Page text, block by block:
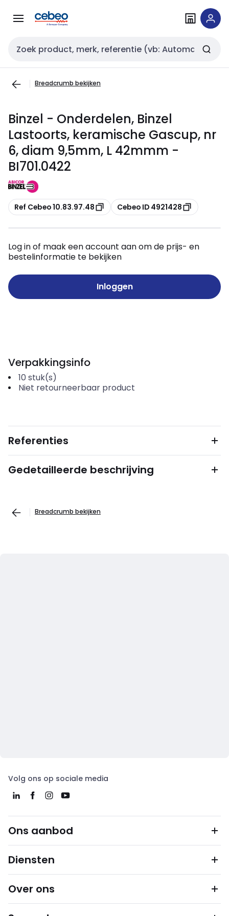
naar
naar
Zoekveld invoer
Breadcrumb bekijken
Binzel - Onderdelen, Binzel
Lastoorts, keramische Gascup, nr
6, diam 9,5mm, L 42mmm -
BI701.0422
Kopiëren
Ref Cebeo 10.83.97.48 Kopiëren
Cebeo ID 4921428
Log in of maak een account aan om de prijs- en
bestelinformatie te bekijken
Inloggen
Verpakkingsinfo
10 stuk(s)
Niet retourneerbaar product
Referenties
Gedetailleerde beschrijving
Breadcrumb bekijken
Volg ons op sociale media
Ons aanbod
Diensten
Over ons